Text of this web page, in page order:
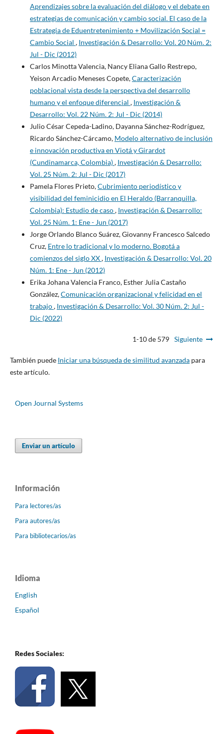
Aprendizajes sobre la evaluación del diálogo y el debate en
estrategias de comunicación y cambio social. El caso de la
Estrategia de Eduentretenimiento + Movilización Social =
Cambio Social , Investigación & Desarrollo: Vol. 20 Núm. 2:
Jul - Dic (2012)
Carlos Minotta Valencia, Nancy Eliana Gallo Restrepo,
Yeison Arcadio Meneses Copete,Caracterización
poblacional vista desde la perspectiva del desarrollo
humano y el enfoque diferencial , Investigación &
Desarrollo: Vol. 22 Núm. 2: Jul - Dic (2014)
Julio César Cepeda-Ladino, Dayanna Sánchez-Rodríguez,
Ricardo Sánchez-Cárcamo, Modelo alternativo de inclusión
e innovación productiva en Viotá y Girardot
(Cundinamarca, Colombia), Investigación & Desarrollo:
Vol. 25 Núm. 2: Jul - Dic (2017)
Pamela Flores Prieto,Cubrimiento periodístico y
visibilidad del feminicidio en El Heraldo (Barranquilla,
Colombia): Estudio de caso, Investigación & Desarrollo:
Vol. 25 Núm. 1: Ene - Jun (2017)
Jorge Orlando Blanco Suárez, Giovanny Francesco Salcedo
Cruz, Entre lo tradicional y lo moderno. Bogotá a
comienzos del siglo XX, Investigación & Desarrollo: Vol. 20
Núm. 1: Ene - Jun (2012)
Erika Johana Valencia Franco, Esther Julia Castaño
González,Comunicación organizacional y felicidad en el
trabajo, Investigación & Desarrollo: Vol. 30 Núm. 2: Jul -
Dic (2022)
1-10 de 579 Siguiente
También puede Iniciar una búsqueda de similitud avanzadapara
este artículo.
Open Journal Systems
Enviar un artículo
Información
Para lectores/as
Para autores/as
Para bibliotecarios/as
Idioma
English
Español
Redes Sociales: